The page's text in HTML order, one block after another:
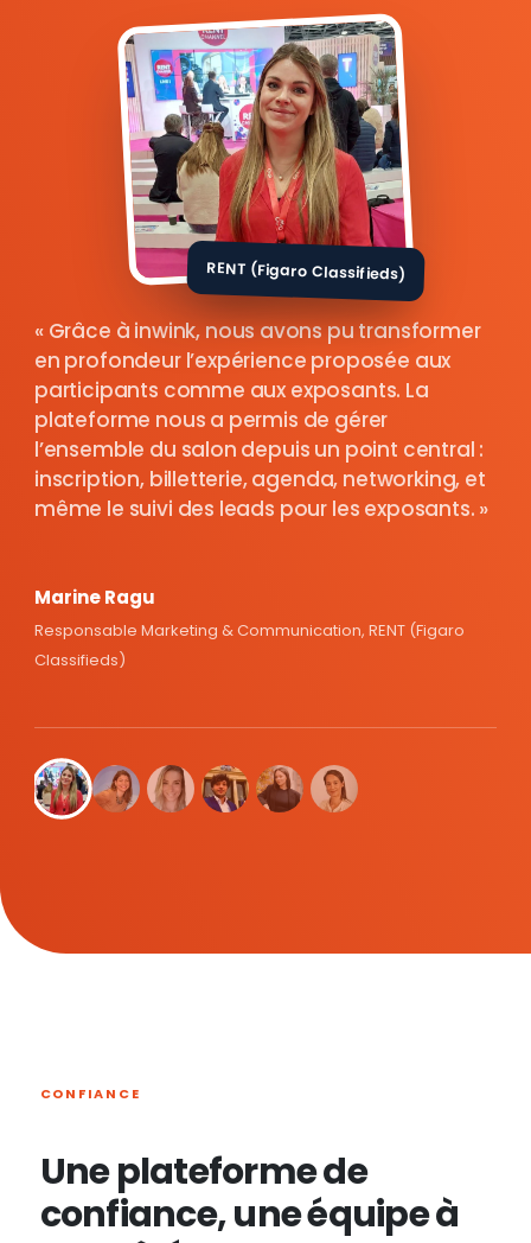
RENT (Figaro Classifieds)
Grâce à inwink, nous avons pu transformer
en profondeur l’expérience proposée aux
participants comme aux exposants. La
plateforme nous a permis de gérer
l’ensemble du salon depuis un point central :
inscription, billetterie, agenda, networking, et
même le suivi des leads pour les exposants.
Marine Ragu
Responsable Marketing & Communication, RENT (Figaro
Classifieds)
CONFIANCE
Une plateforme de
confiance, une équipe à